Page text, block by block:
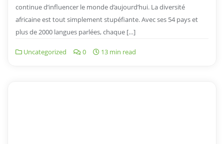
continue d’influencer le monde d’aujourd’hui. La diversité
africaine est tout simplement stupéfiante. Avec ses 54 pays et
plus de 2000 langues parlées, chaque […]
Uncategorized 0 13 min read